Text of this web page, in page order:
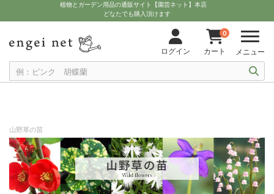
植物とガーデン用品の通販サイト【園芸ネット】本店
どなたでも購入頂けます
ログイン
0
カート メニュー
山野草の苗